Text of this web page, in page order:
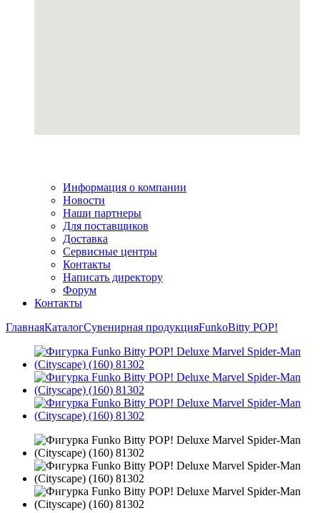
Информация о компании
Новости
Наши партнеры
Для поставщиков
Доставка
Сервисные центры
Контакты
Написать директору
Форум
Контакты
ГлавнаяКаталогСувенирная продукцияFunkoBitty POP!